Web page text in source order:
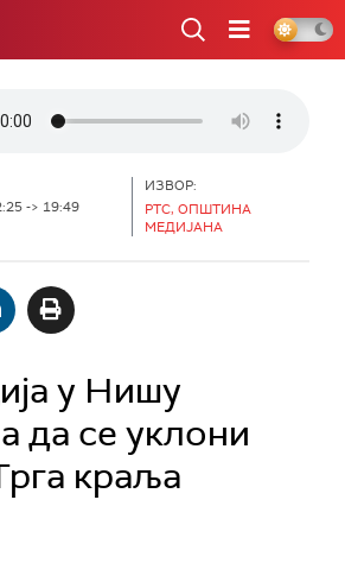
-> 19:49
ИЗВОР:
РТС, ОПШТИНА
МЕДИЈАНА
у Нишу
да се уклони
краља